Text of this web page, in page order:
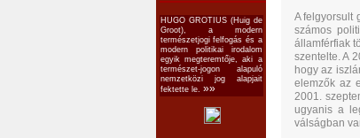
HUGO GROTIUS (Huig de
Groot), a modern
természetjogi felfogás és a
modern politikai irodalom
egyik megteremtője, aki a
természet-jogon alapuló
nemzetközi jog alapjait
fektette le. »»
A felgyorsult
számos
államférfiak
szentelte. A
hogy az
elemzők az
2001.
ugyanis a
válságban